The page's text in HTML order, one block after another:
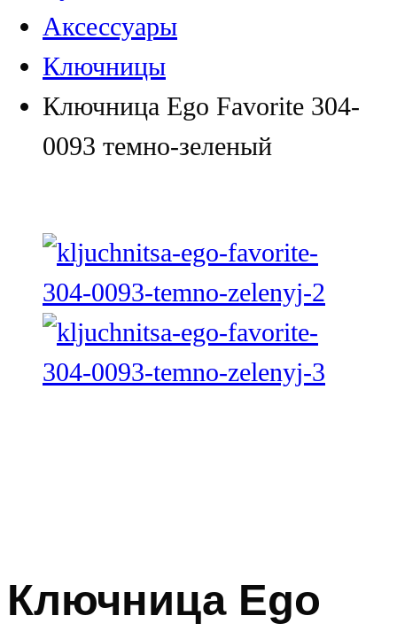
Аксессуары
Ключницы
Ключница Ego Favorite 304-
0093 темно-зеленый
Ключница Ego